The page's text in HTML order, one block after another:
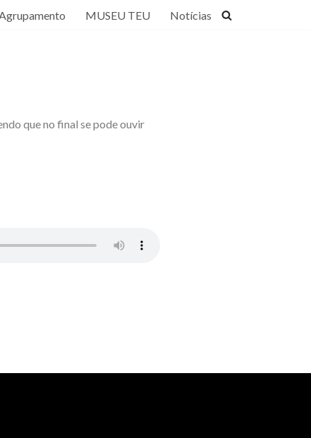
MUSEU TEU Notícias
que no final se pode ouvir